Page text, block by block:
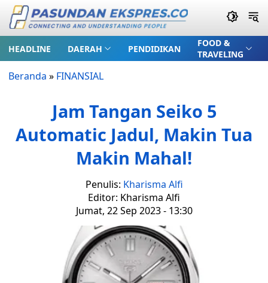
HEADLINE DAERAH PENDIDIKAN
FOOD &
TRAVELING
Beranda » FINANSIAL
Jam Tangan Seiko 5
Automatic Jadul, Makin Tua
Makin Mahal!
Penulis: Kharisma Alfi
Editor: Kharisma Alfi
Jumat, 22 Sep 2023 - 13:30